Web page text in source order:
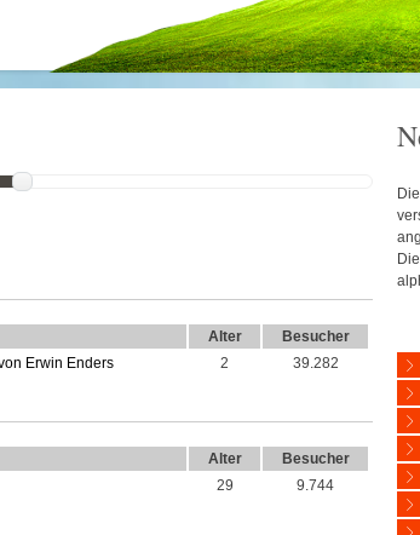
Alter
Besucher
Erwin Enders 2 39.282
Alter
Besucher
29 9.744